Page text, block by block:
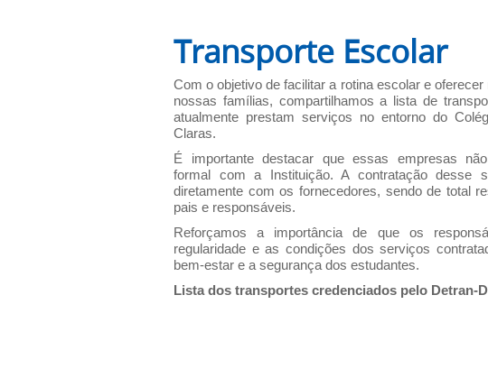
Transporte Escolar
Com o objetivo de facilitar a rotina escolar e
nossas famílias, compartilhamos a lista de
atualmente prestam serviços no entorno do
Claras.
É importante destacar que essas empresas
formal com a Instituição. A contratação desse
diretamente com os fornecedores, sendo de total
pais e responsáveis.
Reforçamos a importância de que os
regularidade e as condições dos serviços
bem-estar e a segurança dos estudantes.
Lista dos transportes credenciados pelo Detran-